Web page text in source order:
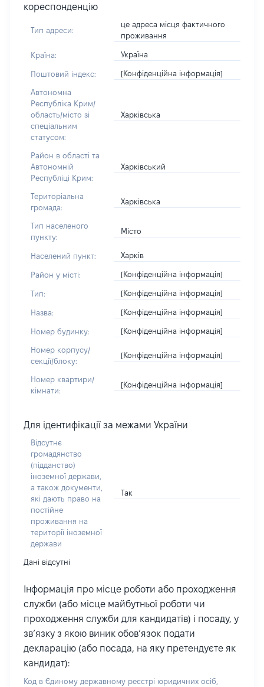
кореспонденцію
Тип адреси:
це адреса місця фактичного
проживання
Країна: Україна
Поштовий індекс: [Конфіденційна інформація]
Автономна
Республіка Крим/
область/місто зі
спеціальним
статусом:
Харківська
Район в області та
Автономній
Республіці Крим:
Харківський
Територіальна
громада:
Харківська
Тип населеного
пункту:
Місто
Населений пункт: Харків
Район у місті: [Конфіденційна інформація]
Тип: [Конфіденційна інформація]
Назва: [Конфіденційна інформація]
Номер будинку: [Конфіденційна інформація]
Номер корпусу/
секції/блоку:
[Конфіденційна інформація]
Номер квартири/
кімнати:
[Конфіденційна інформація]
Для ідентифікації за межами України
Відсутнє
громадянство
(підданство)
іноземної держави,
а також документи,
які дають право на
постійне
проживання на
території іноземної
держави
Так
Дані відсутні
Інформація про місце роботи або проходження
служби (або місце майбутньої роботи чи
проходження служби для кандидатів) і посаду, у
зв’язку з якою виник обов’язок подати
декларацію (або посада, на яку претендуєте як
кандидат):
Код в Єдиному державному реєстрі юридичних осіб,